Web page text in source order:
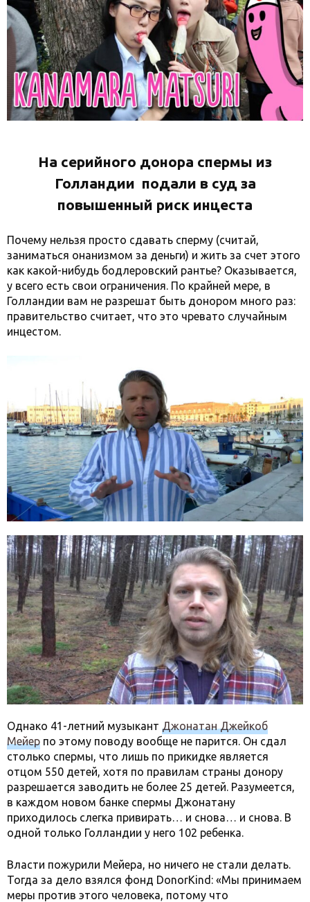
На серийного донора спермы из
Голландии подали в суд за
повышенный риск инцеста
Почему нельзя просто сдавать сперму (считай,
заниматься онанизмом за деньги) и жить за счет этого
как какой-нибудь бодлеровский рантье? Оказывается,
у всего есть свои ограничения. По крайней мере, в
Голландии вам не разрешат быть донором много раз:
правительство считает, что это чревато случайным
инцестом.
Однако 41-летний музыкант Джонатан Джейкоб
Мейер по этому поводу вообще не парится. Он сдал
столько спермы, что лишь по прикидке является
отцом 550 детей, хотя по правилам страны донору
разрешается заводить не более 25 детей. Разумеется,
в каждом новом банке спермы Джонатану
приходилось слегка привирать… и снова… и снова. В
одной только Голландии у него 102 ребенка.
Власти пожурили Мейера, но ничего не стали делать.
Тогда за дело взялся фонд DonorKind: «Мы принимаем
меры против этого человека, потому что